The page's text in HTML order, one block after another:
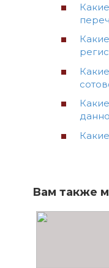
Вам также